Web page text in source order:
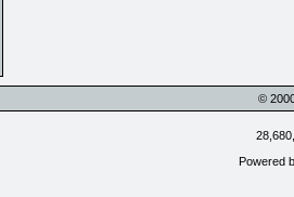
©
Powered